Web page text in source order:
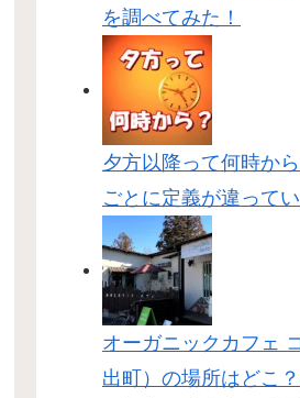
を調べてみた！
夕方以降って何時か
ごとに定義が違ってい
オーガニックカフェ
出町）の場所はどこ